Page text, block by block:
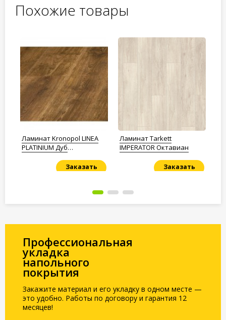
Похожие товары
Ламинат Kronopol LINEA
PLATINIUM Дуб
Заказать
Ламинат Tarkett
IMPERATOR Октавиан
Заказать
Профессиональная
укладка
напольного
покрытия
Закажите материал и его укладку в одном месте —
это удобно. Работы по договору и гарантия 12
месяцев!